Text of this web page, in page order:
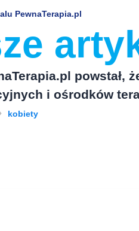
PewnaTerapia.pl
powstał,
i ośrodków
kobiety